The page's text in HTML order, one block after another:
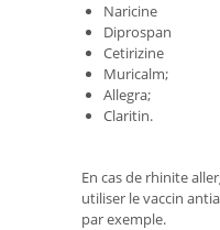
Naricine
Diprospan
Cetirizine
Muricalm;
Allegra;
Claritin.
En cas de rhinite
utiliser le vaccin
par exemple.